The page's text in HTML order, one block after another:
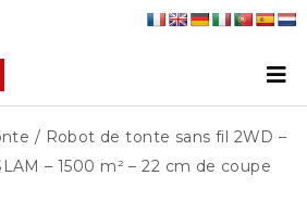
/ Robot de tonte sans fil 2WD –
– 1500 m² – 22 cm de coupe